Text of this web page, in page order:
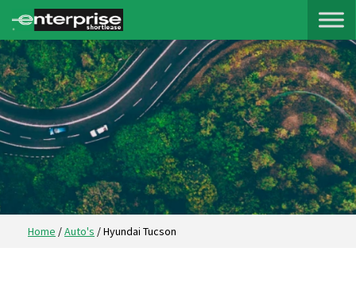
Home /Auto's /Hyundai Tucson